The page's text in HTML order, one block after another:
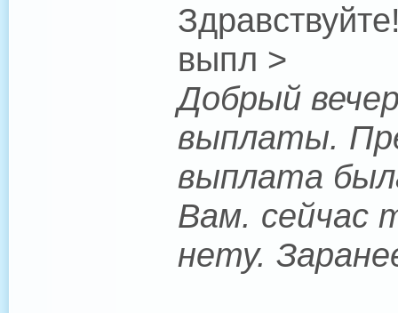
выпл >
Добрый
выплаты.
выплата
Вам. сейчас
нету.